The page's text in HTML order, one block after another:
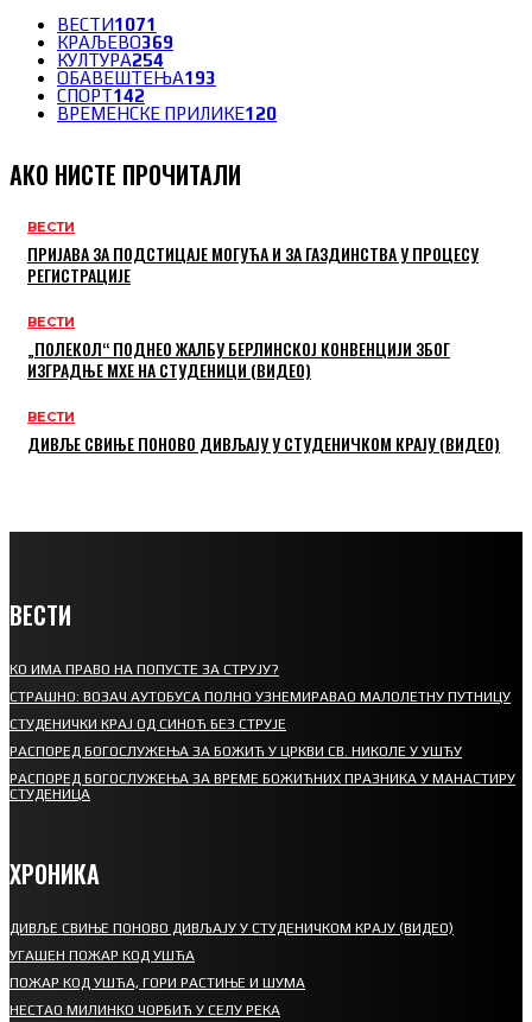
ВЕСТИ1071
КРАЉЕВО369
КУЛТУРА254
ОБАВЕШТЕЊА193
СПОРТ142
ВРЕМЕНСКЕ ПРИЛИКЕ120
АКО НИСТЕ ПРОЧИТАЛИ
ВЕСТИ
ПРИЈАВА ЗА ПОДСТИЦАЈЕ МОГУЋА И ЗА ГАЗДИНСТВА У ПРОЦЕСУ
РЕГИСТРАЦИЈЕ
ВЕСТИ
„ПОЛЕКОЛ“ ПОДНЕО ЖАЛБУ БЕРЛИНСКОЈ КОНВЕНЦИЈИ ЗБОГ
ИЗГРАДЊЕ МХЕ НА СТУДЕНИЦИ (ВИДЕО)
ВЕСТИ
ДИВЉЕ СВИЊЕ ПОНОВО ДИВЉАЈУ У СТУДЕНИЧКОМ КРАЈУ (ВИДЕО)
ВЕСТИ
КО ИМА ПРАВО НА ПОПУСТЕ ЗА СТРУЈУ?
СТРАШНО: ВОЗАЧ АУТОБУСА ПОЛНО УЗНЕМИРАВАО МАЛОЛЕТНУ ПУТНИЦУ
СТУДЕНИЧКИ КРАЈ ОД СИНОЋ БЕЗ СТРУЈЕ
РАСПОРЕД БОГОСЛУЖЕЊА ЗА БОЖИЋ У ЦРКВИ СВ. НИКОЛЕ У УШЋУ
РАСПОРЕД БОГОСЛУЖЕЊА ЗА ВРЕМЕ БОЖИЋНИХ ПРАЗНИКА У МАНАСТИРУ
СТУДЕНИЦА
ХРОНИКА
ДИВЉЕ СВИЊЕ ПОНОВО ДИВЉАЈУ У СТУДЕНИЧКОМ КРАЈУ (ВИДЕО)
УГАШЕН ПОЖАР КОД УШЋА
ПОЖАР КОД УШЋА, ГОРИ РАСТИЊЕ И ШУМА
НЕСТАО МИЛИНКО ЧОРБИЋ У СЕЛУ РЕКА